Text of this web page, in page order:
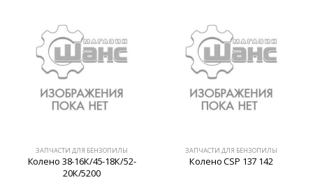
ЗАПЧАСТИ ДЛЯ БЕНЗОПИЛЫ
Колено 38-16К/45-18К/52-
20К/5200
ЗАПЧАСТИ ДЛЯ БЕНЗОПИЛЫ
Колено CSP 137 142